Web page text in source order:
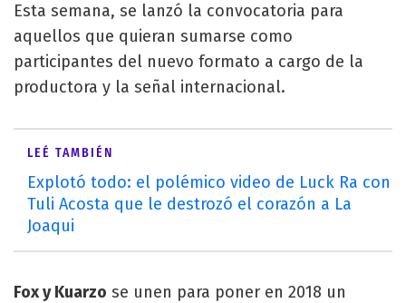
Esta semana, se lanzó la convocatoria para
aquellos que quieran sumarse como
participantes del nuevo formato a cargo de la
productora y la señal internacional.
LEÉ TAMBIÉN
Explotó todo: el polémico video de Luck Ra con
Tuli Acosta que le destrozó el corazón a La
Joaqui
Fox y Kuarzo se unen para poner en 2018 un